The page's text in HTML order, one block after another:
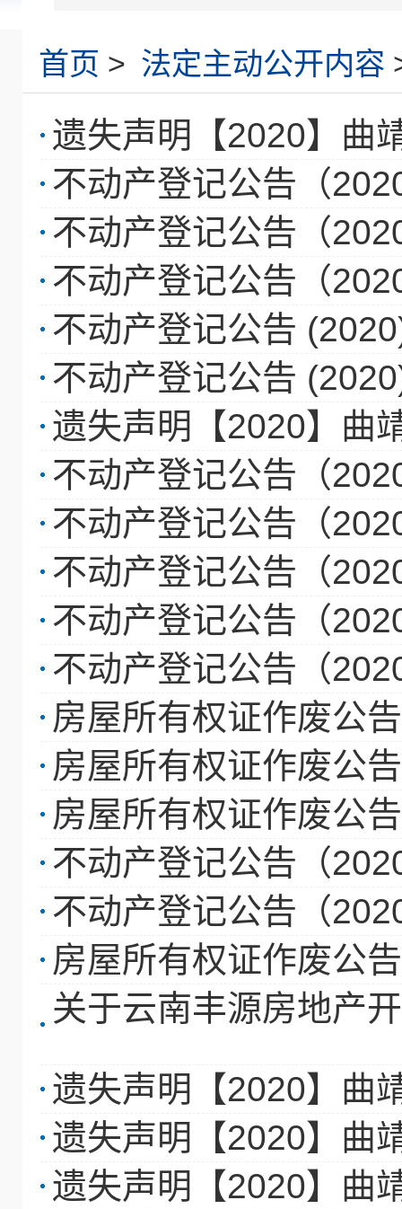
首页 > 法定主动公开内容
遗失声明【2020】曲
不动产登记公告（
不动产登记公告（
不动产登记公告（
不动产登记公告
不动产登记公告
遗失声明【2020】曲
不动产登记公告（
不动产登记公告（
不动产登记公告（
不动产登记公告（
不动产登记公告（
房屋所有权证作废公
房屋所有权证作废公
房屋所有权证作废公
不动产登记公告（
不动产登记公告（
房屋所有权证作废公
遗失声明【2020】曲
遗失声明【2020】曲
遗失声明【2020】曲